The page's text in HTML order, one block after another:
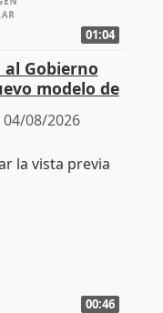
01:04
Gobierno
modelo de
04/08/2026
00:46